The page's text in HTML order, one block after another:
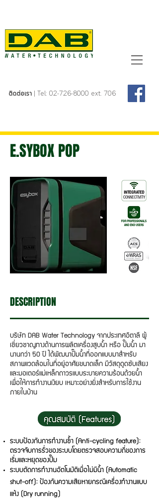
ติดต่อเรา | Tel: 02-726-8000 ext. 706
E.SYBOX POP
DESCRIPTION
บริษัท DAB Water Technology จากประเทศอิตาลี ผู้
เชี่ยวชาญทางด้านการผลิตเครื่องสูบน้ำ หรือ ปั๊มน้ำ มา
นานกว่า 50 ปี ได้พัฒนาปั๊มน้ำที่ออกแบบมาสำหรับ
สภาพแวดล้อมในที่อยู่อาศัยขนาดเล็ก มีวัสดุดูดซับเสียง
และมอเตอร์แม่เหล็กถาวรแบบระบายความร้อนด้วยน้ำ
เพื่อให้การทำงานเงียบ เหมาะอย่างยิ่งสำหรับการใช้งาน
ภายในบ้าน
ระบบป้องกันการทำงานซ้ำ (Anti-cycling feature):
ตรวจจับการรั่วของระบบโดยตรวจสอบความถี่ของการ
เริ่มและหยุดของปั๊ม
ระบบตัดการทำงานอัตโนมัติเมื่อไม่มีน้ำ (Automatic
shut-off): ป้องกันความเสียหายกรณีเครื่องทำงานแบบ
แห้ง (Dry running)